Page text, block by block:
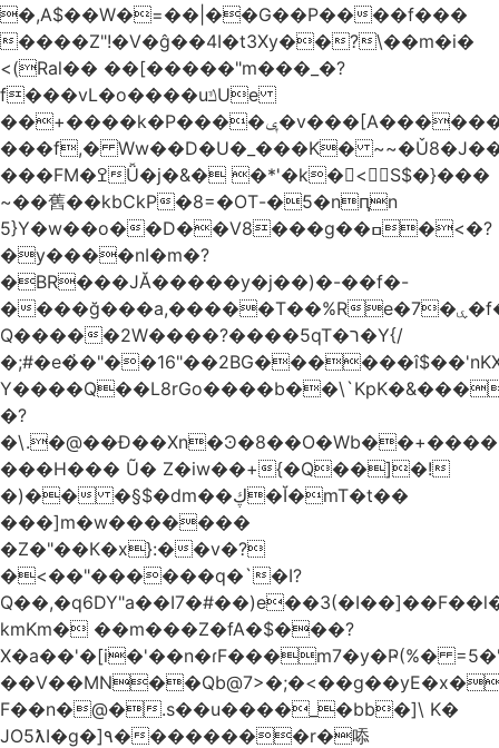
�,A$��W�=��|��G��P����f���
����Z"!�V�ĝ��4I�t3Xy��?\��m�i�
<(Ral�� ��[�����"m���_�?
f���vL�o����uݿUe
��+����k�P����ݷ�v���[A������v�.&��6������/
���f,� Ww��D�U�_���K�
���FM�ߐǙ�j�&� �*'�k�𙑫<S$�}���
~��舊��kbCkP�8=�OT-�5�nԥn
5}Y�w��o��D��V8���g��ߛ�<�?
�y����nI�m�?
�BR���JĂ�����y�j��)�-��f�-
����ğ���a,�����T��%Re�7�ۑ�f�reQ�00!h����îNtr����� ��G�A�֓���Q�`�k��բ�^=n4�à��r[Y
Q�����2W����?����5qT�ר�Y{/
�?
���H��� Ũ� Z�iw��+{�Q��]�!
�)�� �§$�dm��ڮ�Ĭ�mT�t��
���]m�w�������
�Z�"��К�x}:��v�?
�<��"������q�`�I?
kmKm� ��m���Z�fA�$���?
X�a��'�[i�'��n�ɾF���m7�y�Ҏ(%�
F��n�@�.s��u����_�bb�]\ K�
JO5ƛI�ɡ�]٩��������r�㖭